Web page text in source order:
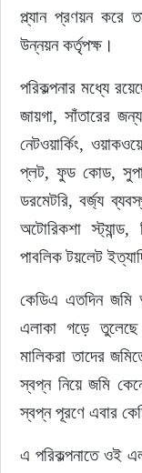
প্ল্যান প্রণয়ন করে
উন্নয়ন কর্তৃপক্ষ।
পরিকল্পনার মধ্যে
জায়গা, সাঁতারের
নেটওয়ার্কিং,
প্লট, ফুড কোড, সুপার
ডরমেটরি, বর্জ্য
অটোরিকশা স্ট্যান্ড,
পাবলিক টয়লেট
কেডিএ এতদিন জমি
এলাকা গড়ে
মালিকরা তাদের
স্বপ্ন নিয়ে জমি
স্বপ্ন পূরণে এবার
এ পরিকল্পনাতে ওই